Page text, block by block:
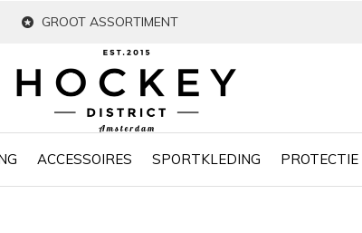
ACCESSOIRES SPORTKLEDING PROTECTIE
GROOT ASSORTIMENT